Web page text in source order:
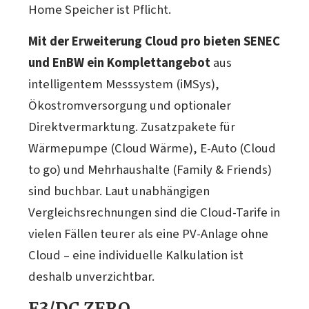
Home Speicher ist Pflicht.
Mit der Erweiterung Cloud pro bieten SENEC
und EnBW ein Komplettangebotaus
intelligentem Messsystem (iMSys),
Ökostromversorgung und optionaler
Direktvermarktung. Zusatzpakete für
Wärmepumpe (Cloud Wärme), E-Auto (Cloud
to go) und Mehrhaushalte (Family & Friends)
sind buchbar. Laut unabhängigen
Vergleichsrechnungen sind die Cloud-Tarife in
vielen Fällen teurer als eine PV-Anlage ohne
Cloud – eine individuelle Kalkulation ist
deshalb unverzichtbar.